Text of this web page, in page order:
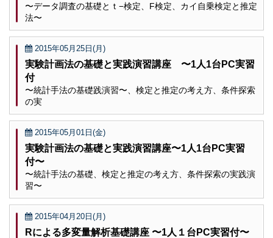
〜データ調査の基礎とｔ−検定、F検定、カイ自乗検定と推定
法〜
2015年05月25日(月)
実験計画法の基礎と実践演習講座 〜1人1台PC実習
付
〜統計手法の基礎践演習〜、検定と推定の考え方、条件探索
の実
2015年05月01日(金)
実験計画法の基礎と実践演習講座〜1人1台PC実習
付〜
〜統計手法の基礎、検定と推定の考え方、条件探索の実践演
習〜
2015年04月20日(月)
Rによる多変量解析基礎講座 〜1人１台PC実習付〜